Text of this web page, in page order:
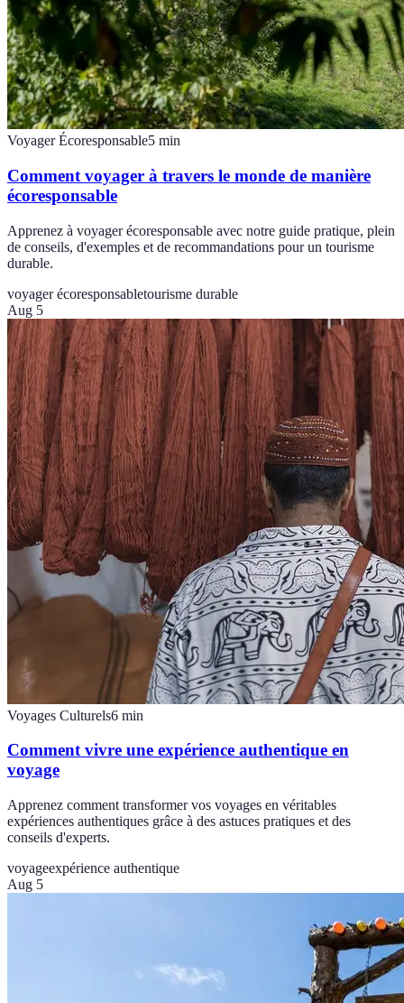
Voyager Écoresponsable5 min
Comment voyager à travers le monde de manière
écoresponsable
Apprenez à voyager écoresponsable avec notre guide pratique, plein
de conseils, d'exemples et de recommandations pour un tourisme
durable.
voyager écoresponsabletourisme durable
Aug 5
Voyages Culturels6 min
Comment vivre une expérience authentique en
voyage
Apprenez comment transformer vos voyages en véritables
expériences authentiques grâce à des astuces pratiques et des
conseils d'experts.
voyageexpérience authentique
Aug 5